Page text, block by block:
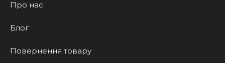
Про нас
Блог
Повернення товару